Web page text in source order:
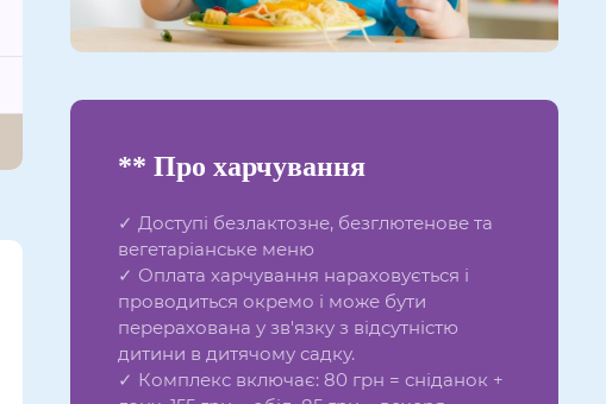
** Про харчування
✓ Доступі безлактозне, безглютенове та
вегетаріанське меню
✓ Оплата харчування нараховується і
проводиться окремо і може бути
перерахована у зв'язку з відсутністю
дитини в дитячому садку.
✓ Комплекс включає: 80 грн = сніданок +